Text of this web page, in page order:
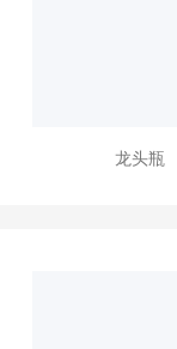
龙头瓶